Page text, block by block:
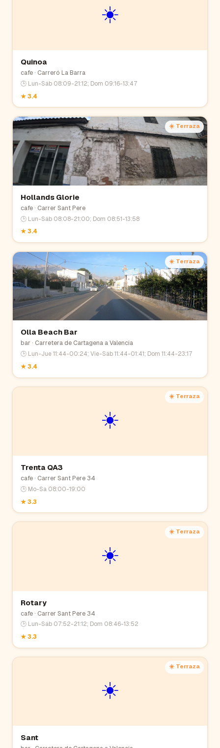
☀️
Quinoa
cafe· Carreró La Barra
🕒 Lun-Sáb 08:09-21:12; Dom 09:16-13:47
★3.4
☀️ Terraza
Hollands Glorie
cafe· Carrer Sant Pere
🕒 Lun-Sáb 08:08-21:00; Dom 08:51-13:58
★3.4
☀️ Terraza
Olla Beach Bar
bar· Carretera de Cartagena a Valencia
🕒 Lun-Jue 11:44-00:24; Vie-Sáb 11:44-01:41; Dom 11:44-23:17
★3.4
☀️
☀️ Terraza
Trenta QA3
cafe· Carrer Sant Pere 34
🕒 Mo-Sa 08:00-19:00
★3.3
☀️
☀️ Terraza
Rotary
cafe· Carrer Sant Pere 34
🕒 Lun-Sáb 07:52-21:12; Dom 08:46-13:52
★3.3
☀️
☀️ Terraza
Sant